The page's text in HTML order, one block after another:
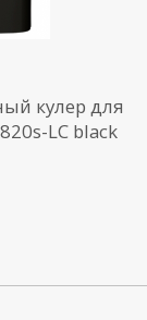
кулер для
LC black